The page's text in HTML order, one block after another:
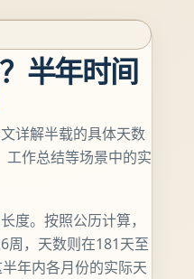
半年时间
详解半载的具体天数
工作总结等场景中的实
度。按照公历计算，
周，天数则在181天至
年内各月份的实际天